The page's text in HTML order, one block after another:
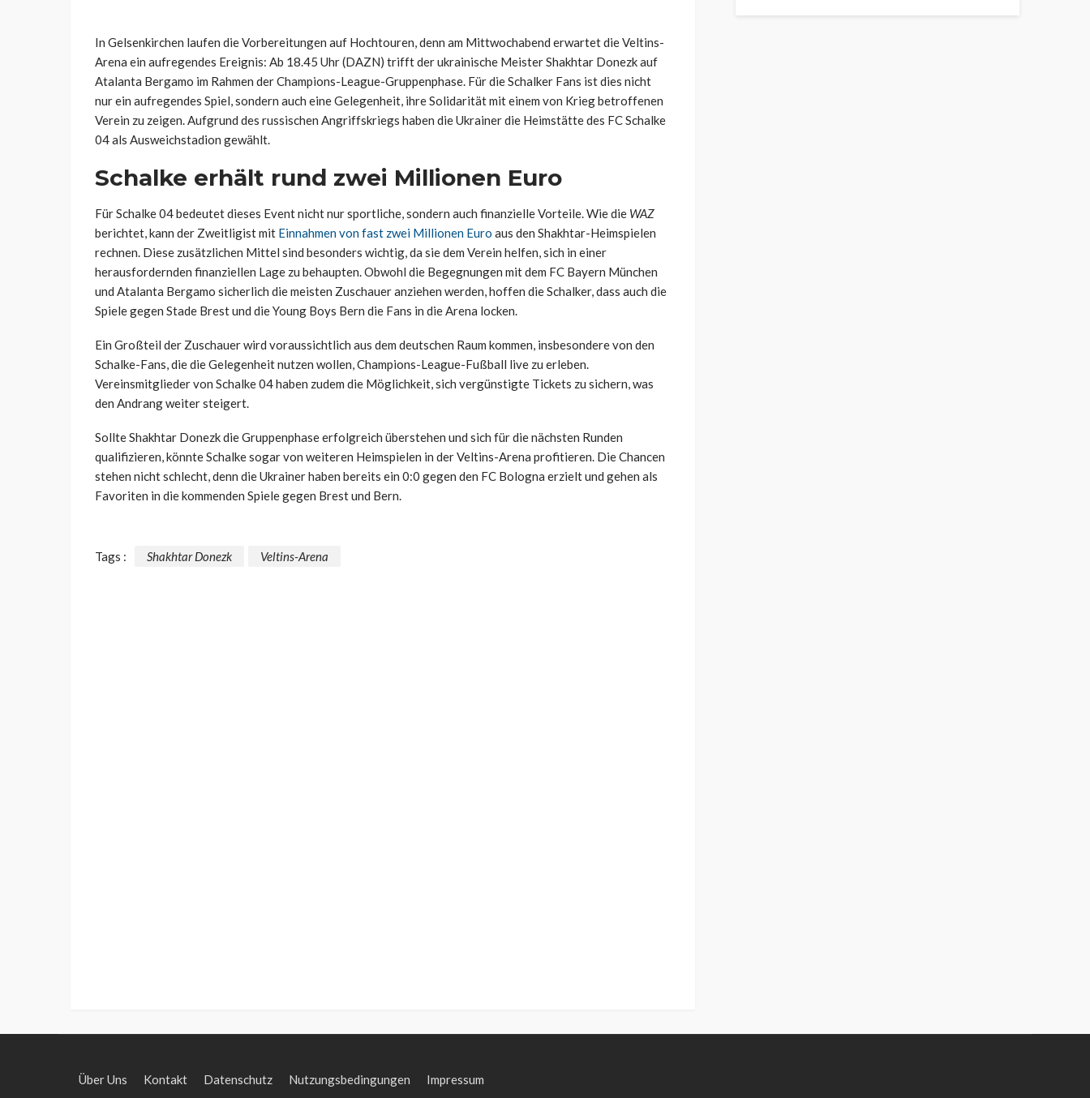
In Gelsenkirchen laufen die Vorbereitungen auf Hochtouren, denn am Mittwochabend erwartet die Veltins-
Arena ein aufregendes Ereignis: Ab 18.45 Uhr (DAZN) trifft der ukrainische Meister Shakhtar Donezk auf
Atalanta Bergamo im Rahmen der Champions-League-Gruppenphase. Für die Schalker Fans ist dies nicht
nur ein aufregendes Spiel, sondern auch eine Gelegenheit, ihre Solidarität mit einem von Krieg betroffenen
Verein zu zeigen. Aufgrund des russischen Angriffskriegs haben die Ukrainer die Heimstätte des FC Schalke
04 als Ausweichstadion gewählt.
Schalke erhält rund zwei Millionen Euro
Für Schalke 04 bedeutet dieses Event nicht nur sportliche, sondern auch finanzielle Vorteile. Wie die WAZ
berichtet, kann der Zweitligist mit Einnahmen von fast zwei Millionen Euro aus den Shakhtar-Heimspielen
rechnen. Diese zusätzlichen Mittel sind besonders wichtig, da sie dem Verein helfen, sich in einer
herausfordernden finanziellen Lage zu behaupten. Obwohl die Begegnungen mit dem FC Bayern München
und Atalanta Bergamo sicherlich die meisten Zuschauer anziehen werden, hoffen die Schalker, dass auch die
Spiele gegen Stade Brest und die Young Boys Bern die Fans in die Arena locken.
Ein Großteil der Zuschauer wird voraussichtlich aus dem deutschen Raum kommen, insbesondere von den
Schalke-Fans, die die Gelegenheit nutzen wollen, Champions-League-Fußball live zu erleben.
Vereinsmitglieder von Schalke 04 haben zudem die Möglichkeit, sich vergünstigte Tickets zu sichern, was
den Andrang weiter steigert.
Sollte Shakhtar Donezk die Gruppenphase erfolgreich überstehen und sich für die nächsten Runden
qualifizieren, könnte Schalke sogar von weiteren Heimspielen in der Veltins-Arena profitieren. Die Chancen
stehen nicht schlecht, denn die Ukrainer haben bereits ein 0:0 gegen den FC Bologna erzielt und gehen als
Favoriten in die kommenden Spiele gegen Brest und Bern.
Tags : Shakhtar Donezk Veltins-Arena
Über Uns Kontakt Datenschutz Nutzungsbedingungen Impressum